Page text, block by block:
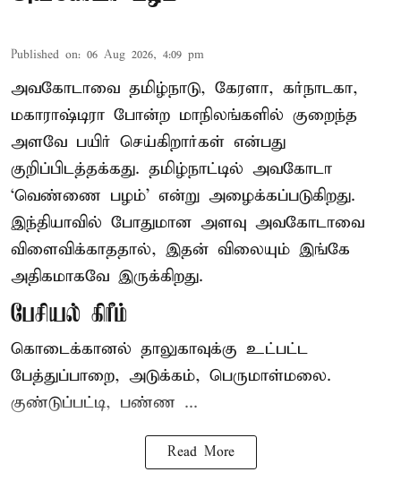
Published on: 06 Aug 2026, 4:09 pm
அவகோடாவை தமிழ்நாடு, கேரளா, கர்நாடகா,
மகாராஷ்டிரா போன்ற மாநிலங்களில் குறைந்த
அளவே பயிர் செய்கிறார்கள் என்பது
குறிப்பிடத்தக்கது. தமிழ்நாட்டில் அவகோடா
‘வெண்ணை பழம்’ என்று அழைக்கப்படுகிறது.
இந்தியாவில் போதுமான அளவு அவகோடாவை
விளைவிக்காததால், இதன் விலையும் இங்கே
அதிகமாகவே இருக்கிறது.
பேசியல் கிரீம்
கொடைக்கானல் தாலுகாவுக்கு உட்பட்ட
பேத்துப்பாறை, அடுக்கம், பெருமாள்மலை.
குண்டுப்பட்டி, பண்ண ...
Read More